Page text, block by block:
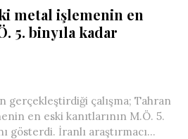
metal işlemenin en
5. binyıla kadar
gerçekleştirdiği çalışma; Tahran
en eski kanıtlarının M.Ö. 5.
gösterdi. İranlı araştırmacı...